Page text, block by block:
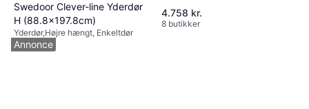
Swedoor Clever-line Yderdør
H (88.8x197.8cm)
Yderdør,Højre hængt, Enkeltdør
1.454 kr.
4.758 kr.
8 butikker
Annonce